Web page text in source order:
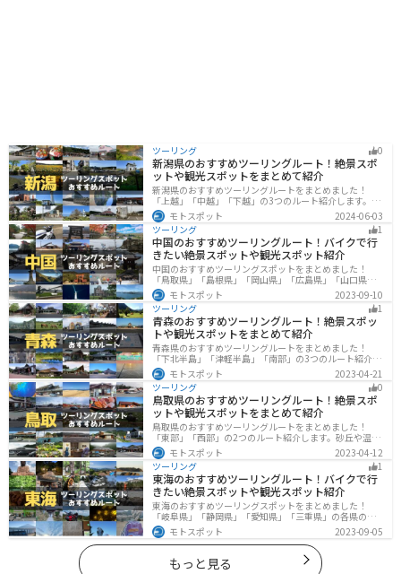
ツーリング 0
新潟県のおすすめツーリングルート！絶景スポ
ットや観光スポットをまとめて紹介
新潟県のおすすめツーリングルートをまとめました！
「上越」「中越」「下越」の3つのルート紹介します。自
然豊かな山と海、グルメも充実しており、自然を満喫す
るツーリングができます。バイクで新潟県にツーリング
に行く際は参考にしてください。
モトスポット
2024-06-03
ツーリング
1
中国のおすすめツーリングルート！バイクで行
きたい絶景スポットや観光スポット紹介
中国のおすすめツーリングスポットをまとめました！
「鳥取県」「島根県」「岡山県」「広島県」「山口県」
の各県の観光地紹介します。自然豊かな山々や湖、温泉
地が点在し、四季折々の景色を楽しめるスポットが多数
あります。バイクで中国にツーリングに行く際は参考に
してください。
モトスポット
2023-09-10
ツーリング
1
青森のおすすめツーリングルート！絶景スポッ
トや観光スポットをまとめて紹介
青森県のおすすめツーリングルートをまとめました！
「下北半島」「津軽半島」「南部」の3つのルート紹介し
ます。自然に恵まれた風光明媚な景色や歴史文化に触れ
られる観光スポットが多くあります。バイクで青森県に
ツーリングに行く際は参考にしてください。
モトスポット
2023-04-21
ツーリング
0
鳥取県のおすすめツーリングルート！絶景スポ
ットや観光スポットをまとめて紹介
鳥取県のおすすめツーリングルートをまとめました！
「東部」「西部」の2つのルート紹介します。砂丘や温泉
地、歴史ある城跡など魅力溢れるスポットが多数あるの
で楽しめます。バイクで鳥取県にツーリングに行く際は
参考にしてください。
モトスポット
2023-04-12
ツーリング
1
東海のおすすめツーリングルート！バイクで行
きたい絶景スポットや観光スポット紹介
東海のおすすめツーリングスポットをまとめました！
「岐阜県」「静岡県」「愛知県」「三重県」の各県の観
光地紹介します。自然豊かな山々や湖、温泉地が点在
し、四季折々の景色を楽しめるスポットが多数ありま
す。バイクで東海にツーリングに行く際は参考にしてく
ださい。
モトスポット 2023-09-05
もっと見る